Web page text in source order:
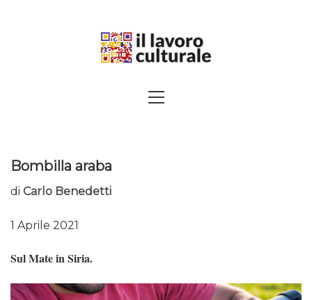
SAPERI, AFFACCIARSI SUL
Menu
Bombilla araba
di Carlo Benedetti
1 Aprile 2021
Sul Mate in Siria.